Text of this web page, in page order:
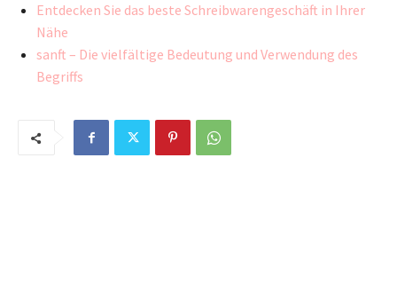
Entdecken Sie das beste Schreibwarengeschäft in Ihrer
Nähe
sanft – Die vielfältige Bedeutung und Verwendung des
Begriffs